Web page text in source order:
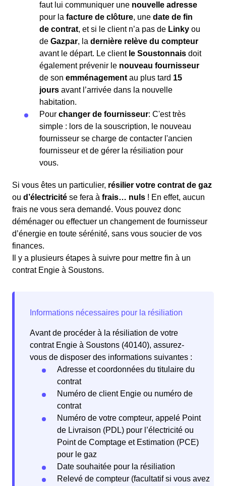
faut lui communiquer une nouvelle adresse
pour la facture de clôture, une date de fin
de contrat, et si le client n’a pas de Linky ou
de Gazpar, la dernière relève du compteur
avant le départ. Le client le Soustonnais doit
également prévenir le nouveau fournisseur
de son emménagement au plus tard 15
jours avant l’arrivée dans la nouvelle
habitation.
Pour changer de fournisseur: C'est très
simple : lors de la souscription, le nouveau
fournisseur se charge de contacter l'ancien
fournisseur et de gérer la résiliation pour
vous.
Si vous êtes un particulier, résilier votre contrat de gaz
ou d’électricité se fera à frais… nuls ! En effet, aucun
frais ne vous sera demandé. Vous pouvez donc
déménager ou effectuer un changement de fournisseur
d’énergie en toute sérénité, sans vous soucier de vos
finances.
Il y a plusieurs étapes à suivre pour mettre fin à un
contrat Engie à Soustons.
Avant de procéder à la résiliation de votre
contrat Engie à Soustons (40140), assurez-
vous de disposer des informations suivantes :
Adresse et coordonnées du titulaire du
contrat
Numéro de client Engie ou numéro de
contrat
Numéro de votre compteur, appelé Point
de Livraison (PDL) pour l’électricité ou
Point de Comptage et Estimation (PCE)
pour le gaz
Date souhaitée pour la résiliation
Relevé de compteur (facultatif si vous avez